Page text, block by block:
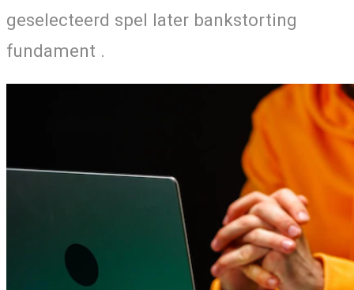
geselecteerd spel later bankstorting
fundament .